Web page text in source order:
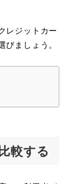
レジットカー
ましょう。
較する